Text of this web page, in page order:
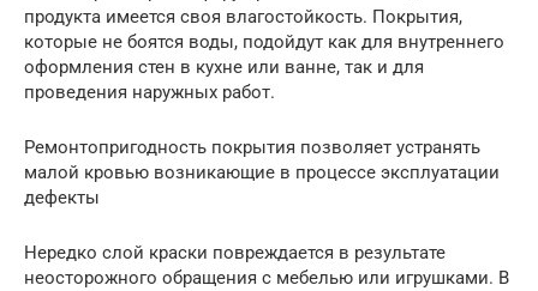
продукта имеется своя влагостойкость. Покрытия,
которые не боятся воды, подойдут как для внутреннего
оформления стен в кухне или ванне, так и для
проведения наружных работ.
Ремонтопригодность покрытия позволяет устранять
малой кровью возникающие в процессе эксплуатации
дефекты
Нередко слой краски повреждается в результате
неосторожного обращения с мебелью или игрушками. В